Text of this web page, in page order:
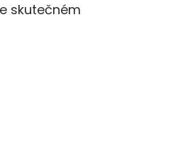
skutečném